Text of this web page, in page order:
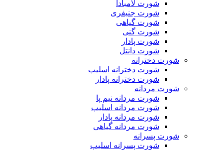
شورت لامبادا
شورت جنیفری
شورت گیاهی
شورت گنی
شورت پادار
شورت دانتل
شورت دخترانه
شورت دخترانه اسلیپ
شورت دخترانه پادار
شورت مردانه
شورت مردانه نیم پا
شورت مردانه اسلیپ
شورت مردانه پادار
شورت مردانه گیاهی
شورت پسرانه
شورت پسرانه اسلیپ